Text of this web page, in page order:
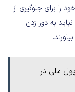
را برای جلوگیری از
به دور زدن
4 صفر از پول ملی در